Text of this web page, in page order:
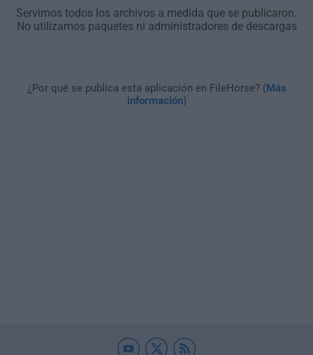
Servimos todos los archivos a medida que se publicaron.
No utilizamos paquetes ni administradores de descargas
¿Por qué se publica esta aplicación en FileHorse? (Más
información)